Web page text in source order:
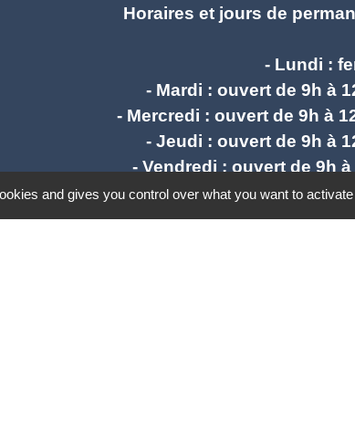
Horaires et jours de
- Lundi :
- Mardi : ouvert de 9h à
- Mercredi : ouvert de 9h à
- Jeudi : ouvert de 9h à
- Vendredi : ouvert de 9h
mail :
and gives you control over what you want to activate